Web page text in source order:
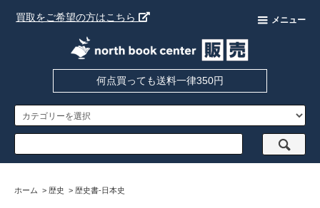
買取をご希望の方はこちら メニュー
何点買っても送料一律350円
ホーム > 歴史 > 歴史書-日本史